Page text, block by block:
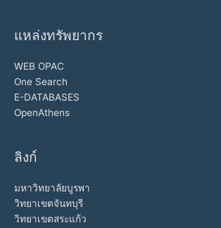
แหล่งทรัพยากร
WEB OPAC
One Search
E-DATABASES
OpenAthens
ลิงก์
มหาวิทยาลัยบูรพา
วิทยาเขตจันทบุรี
วิทยาเขตสระแก้ว